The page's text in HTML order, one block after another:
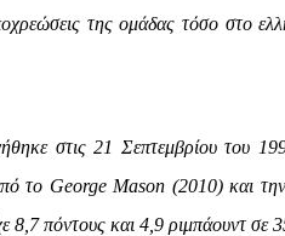
της ομάδας τόσο στο
στις 21 Σεπτεμβρίου του
το George Mason (2010) και
8,7 πόντους και 4,9 ριμπάουντ σε